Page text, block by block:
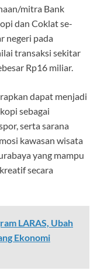
mitra Bank
dan Coklat se-
negeri pada
transaksi sekitar
Rp16 miliar.
dapat menjadi
sebagai
serta sarana
kawasan wisata
yang mampu
secara
LARAS, Ubah
Ekonomi